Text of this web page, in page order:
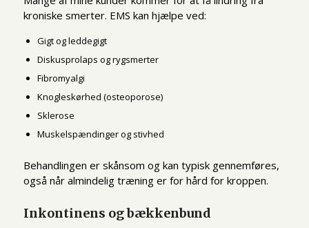
kroniske smerter. EMS kan hjælpe ved:
Gigt og leddegigt
Diskusprolaps og rygsmerter
Fibromyalgi
Knogleskørhed (osteoporose)
Sklerose
Muskelspændinger og stivhed
Behandlingen er skånsom og kan typisk gennemføres,
også når almindelig træning er for hård for kroppen.
Inkontinens og bækkenbund